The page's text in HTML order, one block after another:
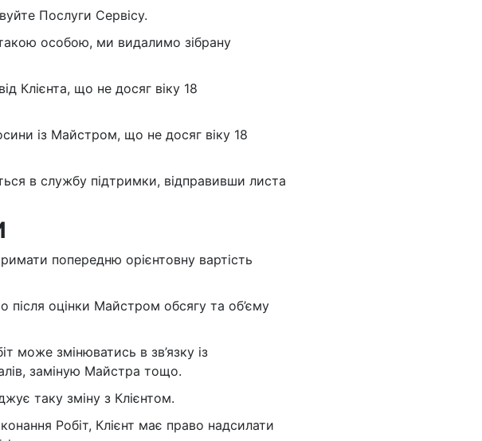
Послуги Сервісу.
особою, ми видалимо зібрану
Клієнта, що не досяг віку 18
із Майстром, що не досяг віку 18
в службу підтримки, відправивши листа
попередню орієнтовну вартість
після оцінки Майстром обсягу та об’єму
може змінюватись в зв’язку із
заміную Майстра тощо.
таку зміну з Клієнтом.
Робіт, Клієнт має право надсилати